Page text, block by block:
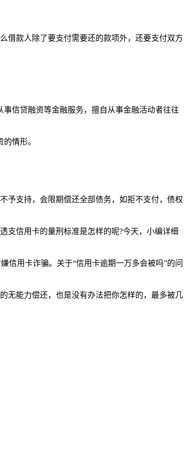
借款人除了要支付需要还的款项外，还要支付双方
信贷融资等金融服务，擅自从事金融活动者往往
情形。
予支持，会限期偿还全部债务，如拒不支付，债权
支信用卡的量刑标准是怎样的呢?今天，小编详细
信用卡诈骗。关于“信用卡逾期一万多会被吗”的问
无能力偿还，也是没有办法把你怎样的，最多被几